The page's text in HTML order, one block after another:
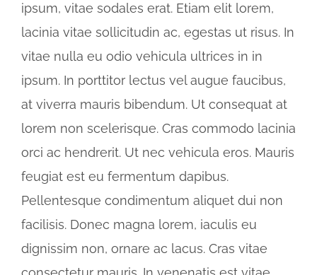
ipsum, vitae sodales erat. Etiam elit lorem,
lacinia vitae sollicitudin ac, egestas ut risus. In
vitae nulla eu odio vehicula ultrices in in
ipsum. In porttitor lectus vel augue faucibus,
at viverra mauris bibendum. Ut consequat at
lorem non scelerisque. Cras commodo lacinia
orci ac hendrerit. Ut nec vehicula eros. Mauris
feugiat est eu fermentum dapibus.
Pellentesque condimentum aliquet dui non
facilisis. Donec magna lorem, iaculis eu
dignissim non, ornare ac lacus. Cras vitae